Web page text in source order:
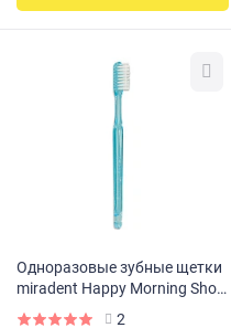
Одноразовые зубные щетки
miradent Happy Morning Short
Head (50 шт.)
2